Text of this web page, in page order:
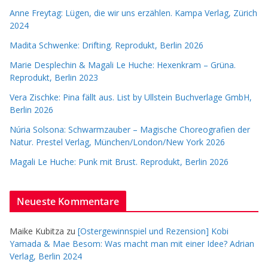
Anne Freytag: Lügen, die wir uns erzählen. Kampa Verlag, Zürich
2024
Madita Schwenke: Drifting. Reprodukt, Berlin 2026
Marie Desplechin & Magali Le Huche: Hexenkram – Grüna.
Reprodukt, Berlin 2023
Vera Zischke: Pina fällt aus. List by Ullstein Buchverlage GmbH,
Berlin 2026
Núria Solsona: Schwarmzauber – Magische Choreografien der
Natur. Prestel Verlag, München/London/New York 2026
Magali Le Huche: Punk mit Brust. Reprodukt, Berlin 2026
Neueste Kommentare
Maike Kubitza zu [Ostergewinnspiel und Rezension] Kobi
Yamada & Mae Besom: Was macht man mit einer Idee? Adrian
Verlag, Berlin 2024